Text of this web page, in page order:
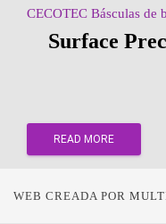
CECOTEC Básculas de
Surface
READ MORE
WEB CREADA POR